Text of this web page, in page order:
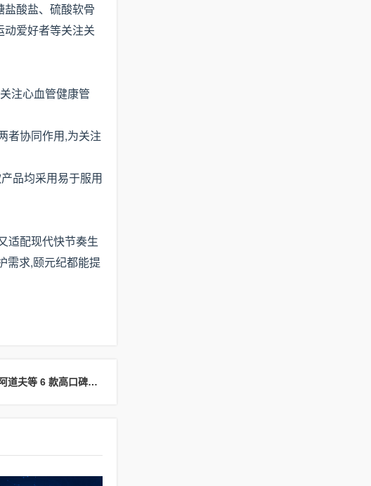
酸盐、硫酸软骨
爱好者等关注关
注心血管健康管
者协同作用,为关注
品均采用易于服用
适配现代快节奏生
需求,颐元纪都能提
下一篇：2025植物去屑止痒洗发水测评：阿道夫等 6 款高口碑优选